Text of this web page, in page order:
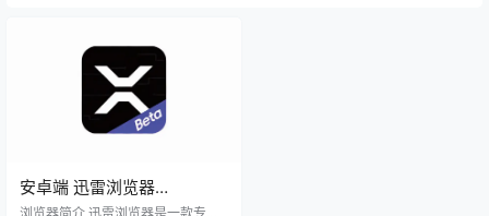
安卓端 迅雷浏览器
v2.13.0.9938 无广告【软件